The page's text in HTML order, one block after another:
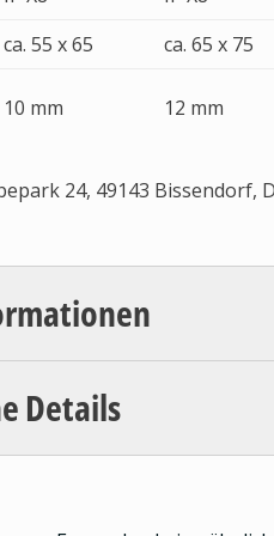
ca. 55 x 65
ca. 65 x 75
10 mm 12 mm
24, 49143 Bissendorf,
Details